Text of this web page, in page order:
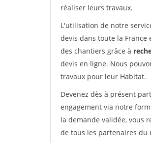
réaliser leurs travaux.
L'utilisation de notre
devis dans toute la
des chantiers grâce à
devis en ligne. Nous
travaux pour leur Habitat.
Devenez dès à présent
engagement via notre
la demande validée, vous
de tous les partenaires du